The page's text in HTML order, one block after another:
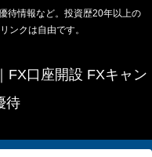
待情報など。投資歴20年以上の
ンクは自由です。
FX口座開設 FXキャン
待